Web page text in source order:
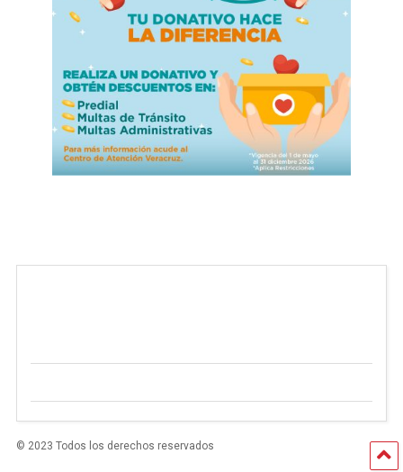
© 2023 Todos los derechos reservados